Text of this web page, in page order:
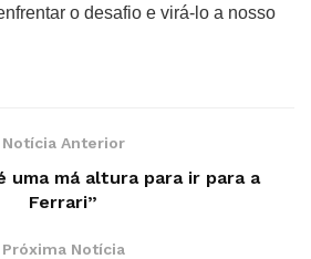
o desafio e virá-lo a nosso
Notícia Anterior
uma má altura para ir para a
Ferrari”
Próxima Notícia